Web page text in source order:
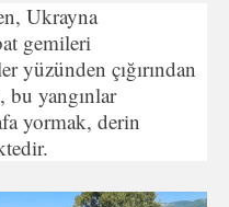
Ukrayna
gemileri
yüzünden çığırından
bu yangınlar
yormak, derin